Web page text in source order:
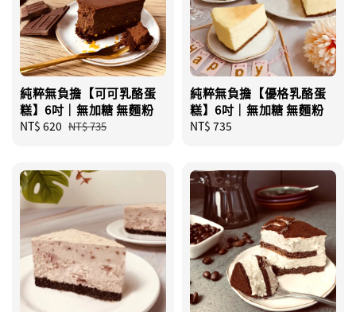
純粹無負擔【可可乳酪蛋
糕】6吋｜無加糖 無麵粉
Sale
NT$ 620 Regular
NT$ 735
純粹無負擔【優格乳酪蛋
糕】6吋｜無加糖 無麵粉
Regular
NT$ 735